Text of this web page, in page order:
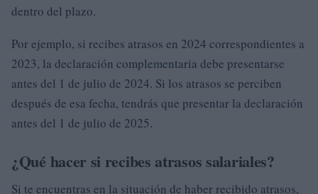
dentro del plazo.
Por ejemplo, si recibes atrasos en 2024 correspondientes a
2023, la declaración complementaria debe presentarse
antes del 1 de julio de 2024. Si los atrasos se perciben
después de esa fecha, tendrás que presentar la declaración
antes del 1 de julio de 2025.
¿Qué hacer si recibes atrasos salariales?
Si te encuentras en la situación de haber recibido atrasos,